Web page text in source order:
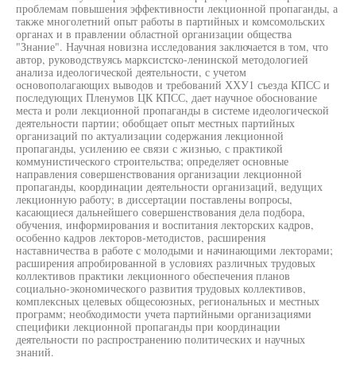
проблемам повышения эффективности лекционной пропаганды, а
также многолетний опыт работы в партийных и комсомольских
органах и в правлении областной организации общества
"Знание". Научная новизна исследования заключается в том, что
автор, руководствуясь марксистско-ленинской методологией
анализа идеологической деятельности, с учетом
основополагающих выводов и требований ХХУ1 съезда КПСС и
последующих Пленумов ЦК КПСС, дает научное обоснование
места и роли лекционной пропаганды в системе идеологической
деятельности партии; обобщает опыт местных партийных
организаций по актуализации содержания лекционной
пропаганды, усилению ее связи с жизнью, с практикой
коммунистического строительства; определяет основные
направления совершенствования организации лекционной
пропаганды, координации деятельности организаций, ведущих
лекционную работу; в диссертации поставлены вопросы,
касающиеся дальнейшего совершенствования дела подбора,
обучения, информирования и воспитания лекторских кадров,
особенно кадров лекторов-методистов, расширения
наставничества в работе с молодыми и начинающими лекторами;
расширения апробированной в условиях различных трудовых
коллективов практики лекционного обеспечения планов
социально-экономического развития трудовых коллективов,
комплексных целевых общесоюзных, региональных и местных
программ; необходимости учета партийными организациями
специфики лекционной пропаганды при координации
деятельности по распространению политических и научных
знаний.